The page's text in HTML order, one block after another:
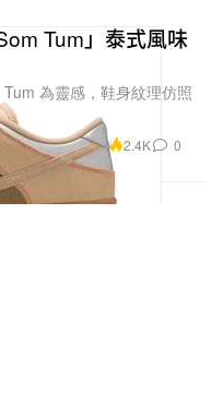
Tum」泰式風味
為靈感，鞋身紋理仿照
2.4K 0